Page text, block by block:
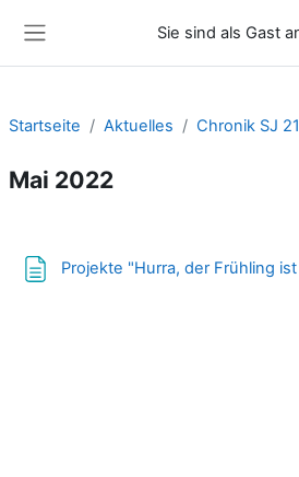
Sie sind als Gast
Startseite Aktuelles Chronik SJ
Mai 2022
Projekte "Hurra, der Frühling